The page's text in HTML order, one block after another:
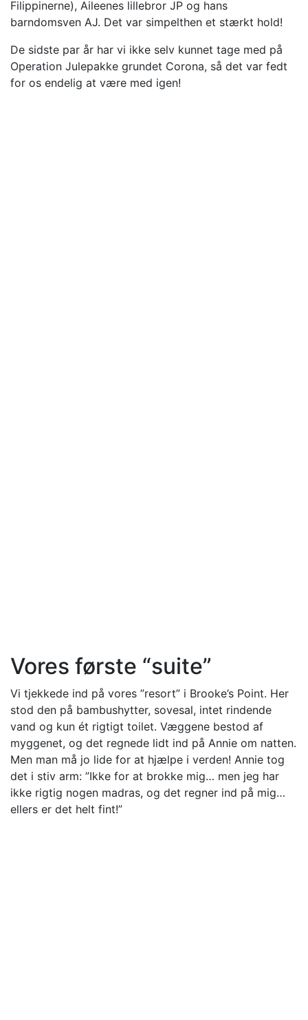
Filippinerne), Aileenes lillebror JP og hans
barndomsven AJ. Det var simpelthen et stærkt hold!
De sidste par år har vi ikke selv kunnet tage med på
Operation Julepakke grundet Corona, så det var fedt
for os endelig at være med igen!
Vores første “suite”
Vi tjekkede ind på vores ”resort” i Brooke’s Point. Her
stod den på bambushytter, sovesal, intet rindende
vand og kun ét rigtigt toilet. Væggene bestod af
myggenet, og det regnede lidt ind på Annie om natten.
Men man må jo lide for at hjælpe i verden! Annie tog
det i stiv arm: ”Ikke for at brokke mig… men jeg har
ikke rigtig nogen madras, og det regner ind på mig…
ellers er det helt fint!”